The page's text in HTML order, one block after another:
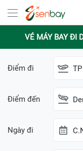
VÉ MÁY BAY ĐI
Điểm đi
Điểm đến
Ngày đi